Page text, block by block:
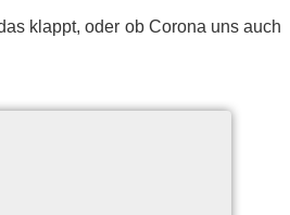
klappt, oder ob Co­ro­na uns auch